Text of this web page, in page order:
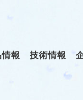
報 技術情報